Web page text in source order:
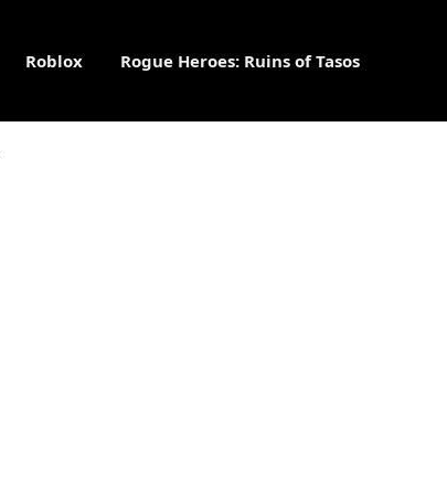
Roblox Rogue Heroes: Ruins of Tasos